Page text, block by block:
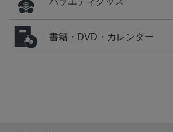
書籍・DVD・カレンダー